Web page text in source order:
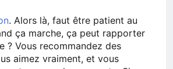
. Alors là, faut être patient au
ça marche, ça peut rapporter
? Vous recommandez des
aimez vraiment, et vous